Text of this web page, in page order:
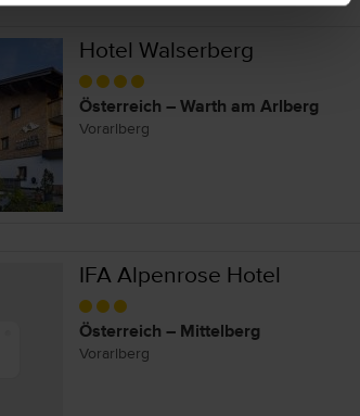
Hotel Walserberg
Österreich – Warth am Arlberg
Vorarlberg
IFA Alpenrose Hotel
Österreich – Mittelberg
Vorarlberg